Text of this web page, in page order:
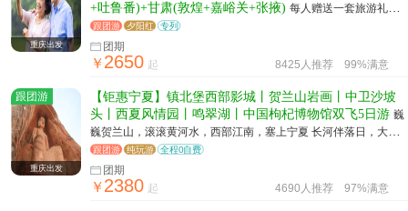
重庆出发
+吐鲁番)+甘肃(敦煌+嘉峪关+张掖) 每人赠送一套旅游礼
包，重庆独立成团全程领队陪同，兰渝铁路体验纵贯中国南北的
铁路大动脉
跟团游 夕阳红 专列
团期
￥2650 起 8425人推荐 99%满意
跟团游
重庆出发
【钜惠宁夏】镇北堡西部影城丨贺兰山岩画丨中卫沙坡
头丨西夏风情园丨鸣翠湖丨中国枸杞博物馆双飞5日游 巍
巍贺兰山，滚滚黄河水，西部江南，塞上宁夏 长河伴落日，大漠
见星辰，见山望水，对话古文 一场赏心文化之旅，一次悦目山河
之行，等您来寻！
跟团游 纯玩游 全程0自费
团期
￥2380 起 4690人推荐 97%满意